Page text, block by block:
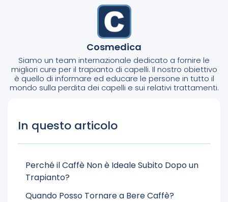
Cosmedica
Siamo un team internazionale dedicato a fornire le
migliori cure per il trapianto di capelli. Il nostro obiettivo
è quello di informare ed educare le persone in tutto il
mondo sulla perdita dei capelli e sui relativi trattamenti.
In questo articolo
Perché il Caffè Non è Ideale Subito Dopo un
Trapianto?
Quando Posso Tornare a Bere Caffè?